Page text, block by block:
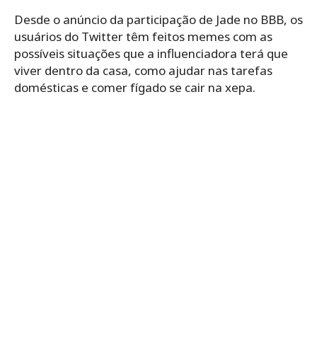
Desde o anúncio da participação de Jade no BBB, os
usuários do Twitter têm feitos memes com as
possíveis situações que a influenciadora terá que
viver dentro da casa, como ajudar nas tarefas
domésticas e comer fígado se cair na xepa.